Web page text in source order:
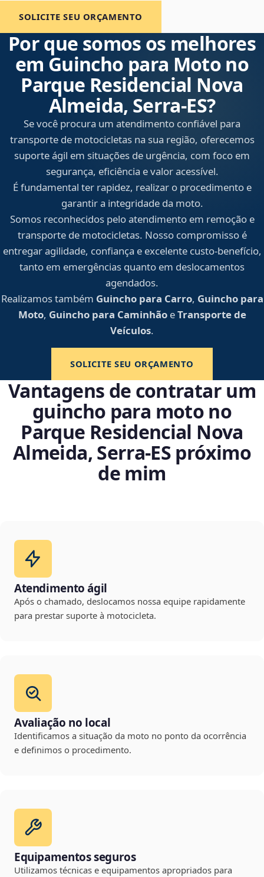
SOLICITE SEU ORÇAMENTO
Por que somos os melhores
em Guincho para Moto no
Parque Residencial Nova
Almeida, Serra‑ES?
Se você procura um atendimento confiável para
transporte de motocicletas na sua região, oferecemos
suporte ágil em situações de urgência, com foco em
segurança, eficiência e valor acessível.
É fundamental ter rapidez, realizar o procedimento e
garantir a integridade da moto.
Somos reconhecidos pelo atendimento em remoção e
transporte de motocicletas. Nosso compromisso é
entregar agilidade, confiança e excelente custo-benefício,
tanto em emergências quanto em deslocamentos
agendados.
Realizamos também Guincho para Carro, Guincho para
Moto, Guincho para CaminhãoeTransporte de
Veículos.
SOLICITE SEU ORÇAMENTO
Vantagens de contratar um
guincho para moto no
Parque Residencial Nova
Almeida, Serra‑ES próximo
de mim
Atendimento ágil
Após o chamado, deslocamos nossa equipe rapidamente
para prestar suporte à motocicleta.
Avaliação no local
Identificamos a situação da moto no ponto da ocorrência
e definimos o procedimento.
Equipamentos seguros
Utilizamos técnicas e equipamentos apropriados para